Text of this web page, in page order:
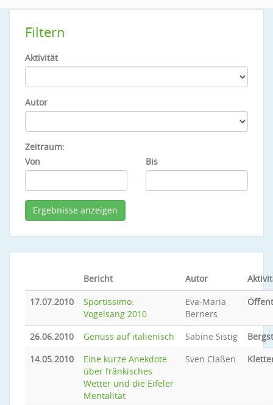
Filtern
Aktivität
Autor
Zeitraum:
Von
Bis
Bericht Autor
17.07.2010
Sportissimo:
Vogelsang 2010
Eva-Maria
Berners
26.06.2010 Genuss auf italienisch Sabine Sistig
14.05.2010
Eine kurze Anekdote
über fränkisches
Wetter und die Eifeler
Mentalität
Sven Claßen